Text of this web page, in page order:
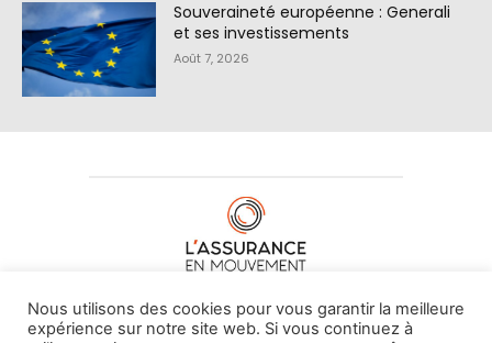
Souveraineté européenne : Generali
et ses investissements
Août 7, 2026
À PROPOS DE NOUS•CONTACT
Nous utilisons des cookies pour vous garantir la meilleure
expérience sur notre site web. Si vous continuez à